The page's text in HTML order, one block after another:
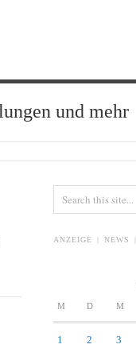
und mehr
ANZEIGE | NEWS
M D M
1 2 3